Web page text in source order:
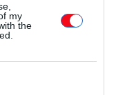
my
the